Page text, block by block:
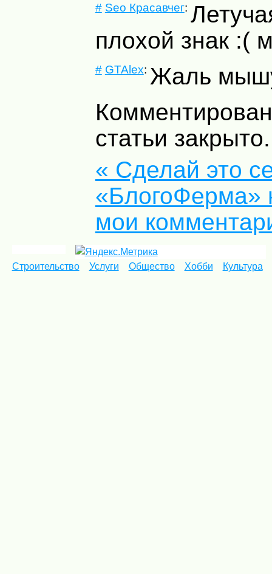
# Seo Красавчег:
плохой знак :(
# GTAlex: Жаль
статьи закрыто.
« Сделай это
«БлогоФерма»
мои
Строительство Услуги Общество Хобби Культура